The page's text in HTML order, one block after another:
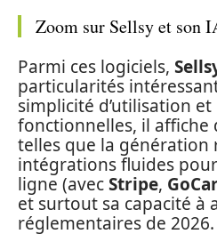
Zoom sur Sellsy et son
Parmi ces logiciels,
particularités
simplicité d’utilisation et
fonctionnelles, il affiche
telles que la génération
intégrations fluides
ligne (avecStripe,
et surtout sa capacité à
réglementaires de 2026.